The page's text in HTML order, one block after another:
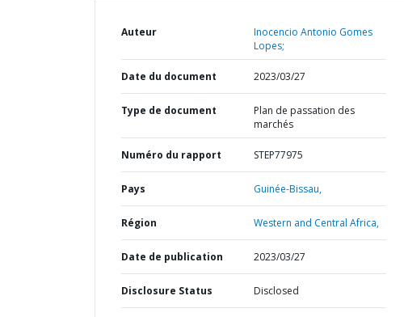
Auteur
Inocencio Antonio Gomes
Lopes;
Date du document 2023/03/27
Type de document
Plan de passation des
marchés
Numéro du rapport STEP77975
Pays Guinée-Bissau,
Région Western and Central Africa,
Date de publication 2023/03/27
Disclosure Status Disclosed